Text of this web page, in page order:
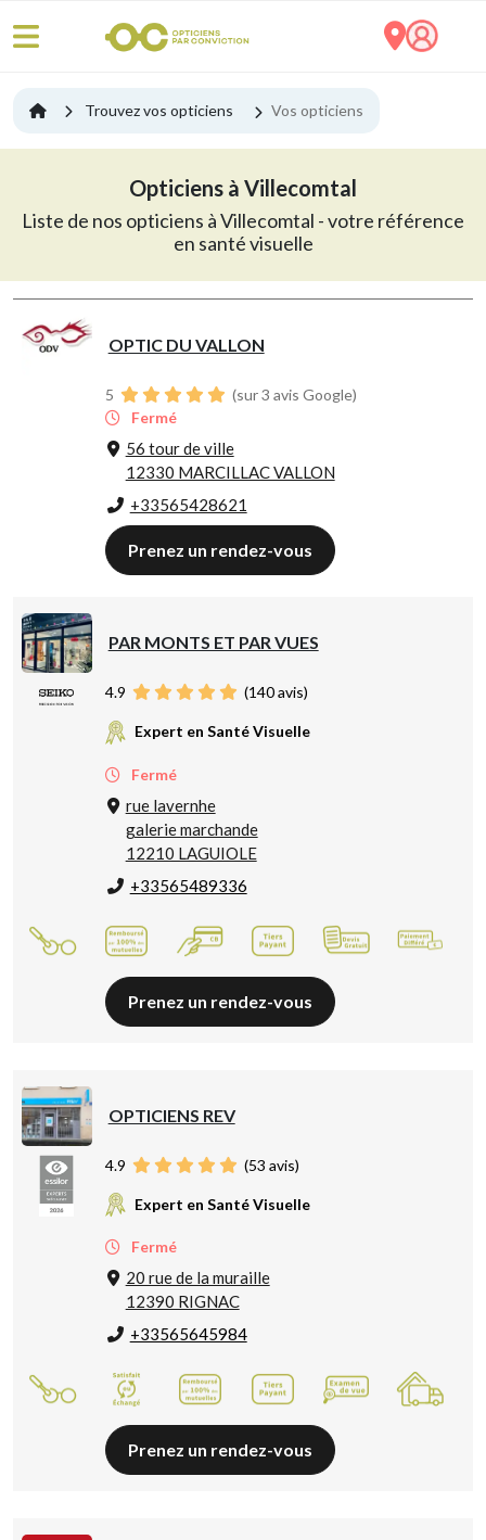
Trouvez vos opticiens Vos opticiens
Opticiens à Villecomtal
Liste de nos opticiens à Villecomtal - votre référence
en santé visuelle
OPTIC DU VALLON
5
(sur 3 avis Google)
Fermé
56 tour de ville
12330 MARCILLAC VALLON
+33565428621
Prenez un rendez-vous
PAR MONTS ET PAR VUES
4.9 (140avis)
Expert en Santé Visuelle
Fermé
rue lavernhe
galerie marchande
12210 LAGUIOLE
+33565489336
Prenez un rendez-vous
OPTICIENS REV
4.9 (53 avis)
Expert en Santé Visuelle
Fermé
20 rue de la muraille
12390 RIGNAC
+33565645984
Prenez un rendez-vous